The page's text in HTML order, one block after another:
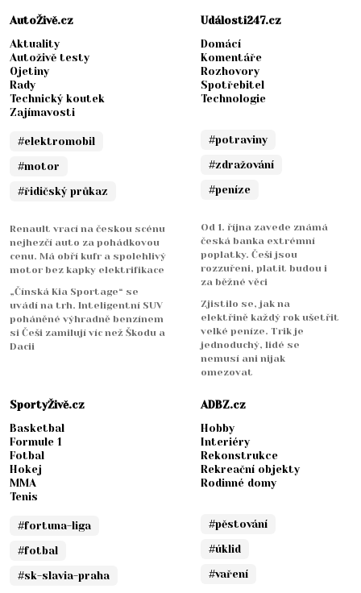
AutoŽivě.cz
Aktuality
Autoživě testy
Ojetiny
Rady
Technický koutek
Zajímavosti
#elektromobil
#motor
#řidičský průkaz
Renault vrací na českou scénu
nejhezčí auto za pohádkovou
cenu. Má obří kufr a spolehlivý
motor bez kapky elektrifikace
„Čínská Kia Sportage“ se
uvádí na trh. Inteligentní SUV
poháněné výhradně benzínem
si Češi zamilují víc než Škodu a
Dacii
Události247.cz
Domácí
Komentáře
Rozhovory
Spotřebitel
Technologie
#potraviny
#zdražování
#peníze
Od 1. října zavede známá
česká banka extrémní
poplatky. Češi jsou
rozzuřeni, platit budou i
za běžné věci
Zjistilo se, jak na
elektřině každý rok ušetřit
velké peníze. Trik je
jednoduchý, lidé se
nemusí ani nijak
omezovat
SportyŽivě.cz
Basketbal
Formule 1
Fotbal
Hokej
MMA
Tenis
#fortuna-liga
#fotbal
#sk-slavia-praha
ADBZ.cz
Hobby
Interiéry
Rekonstrukce
Rekreační objekty
Rodinné domy
#pěstování
#úklid
#vaření